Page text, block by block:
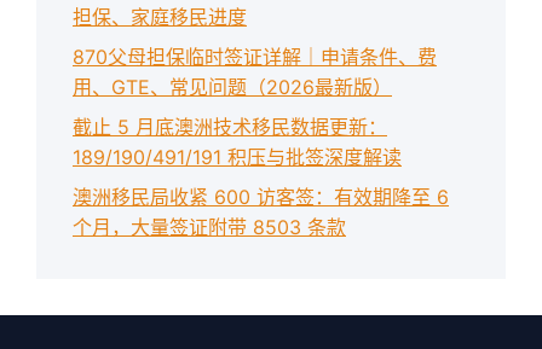
担保、家庭移民进度
870父母担保临时签证详解｜申请条件、费
用、GTE、常见问题（2026最新版）
截止 5 月底澳洲技术移民数据更新：
189/190/491/191 积压与批签深度解读
澳洲移民局收紧 600 访客签：有效期降至 6
个月，大量签证附带 8503 条款